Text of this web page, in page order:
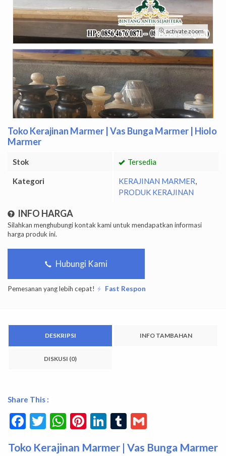
activate zoom
Toko Kerajinan Marmer | Vas Bunga Marmer | Hiolo
Marmer
Stok Tersedia
Kategori KERAJINAN MARMER,
PRODUK KERAJINAN
INFO HARGA
Silahkan menghubungi kontak kami untuk mendapatkan informasi
harga produk ini.
Hubungi Kami
Pemesanan yang lebih cepat! Fast Respon
DESKRIPSI INFO TAMBAHAN
DISKUSI (0)
Share This :
Facebook
Twitter
WhatsApp
Pinterest
LinkedIn
Tumblr
Toko Kerajinan Marmer | Vas Bunga Marmer